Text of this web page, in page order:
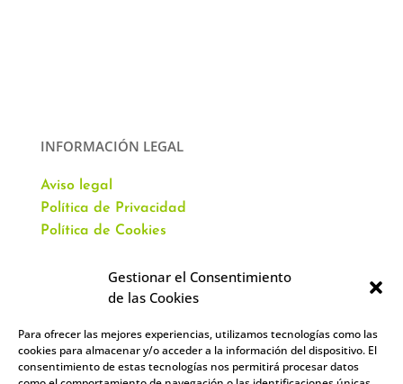
Gestionar el Consentimiento
de las Cookies
Para ofrecer las mejores experiencias, utilizamos tecnologías como las
cookies para almacenar y/o acceder a la información del dispositivo. El
consentimiento de estas tecnologías nos permitirá procesar datos
INFORMACIÓN LEGAL
Aviso legal
Política de Privacidad
Política de Cookies
CONTACTO